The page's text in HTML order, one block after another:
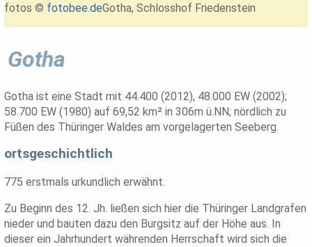
fotos © fotobee.deGotha, Schlosshof Friedenstein
Gotha
Gotha ist eine Stadt mit 44.400 (2012), 48.000 EW (2002);
58.700 EW (1980) auf 69,52 km² in 306m ü.NN; nördlich zu
Füßen des Thüringer Waldes am vorgelagerten Seeberg.
ortsgeschichtlich
775 erstmals urkundlich erwähnt.
Zu Beginn des 12. Jh. ließen sich hier die Thüringer Landgrafen
nieder und bauten dazu den Burgsitz auf der Höhe aus. In
dieser ein Jahrhundert währenden Herrschaft wird sich die